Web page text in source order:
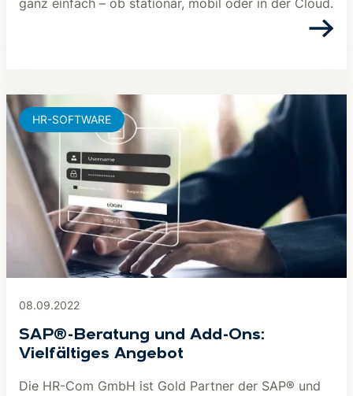
ganz einfach – ob stationär, mobil oder in der Cloud.
08.09.2022
SAP®-Beratung und Add-Ons:
Vielfältiges Angebot
Die HR-Com GmbH ist Gold Partner der SAP® und
HR-SOFTWARE